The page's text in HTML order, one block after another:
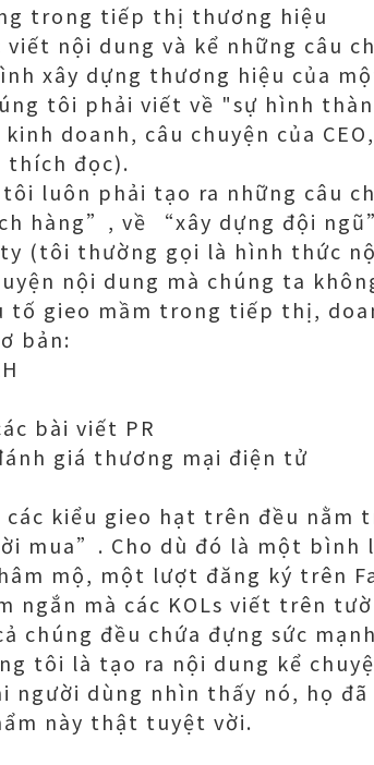
trong tiếp thị thương hiệu
nội dung và kể những câu
xây dựng thương hiệu của
tôi phải viết về "sự hình
doanh, câu chuyện của
thích đọc).
luôn phải tạo ra những câu
hàng”, về “xây dựng đội
ty (tôi thường gọi là hình thức
nội dung mà chúng ta
tố gieo mầm trong tiếp thị,
bản:
bài viết PR
giá thương mại điện tử
các kiểu gieo hạt trên đều nằm
mua”. Cho dù đó là một
mộ, một lượt đăng ký trên
ngắn mà các KOLs viết trên
chúng đều chứa đựng sức
tôi là tạo ra nội dung kể
người dùng nhìn thấy nó, họ
này thật tuyệt vời.